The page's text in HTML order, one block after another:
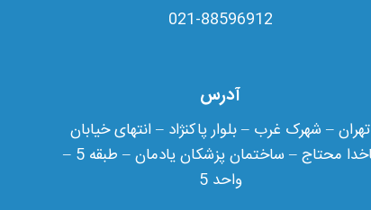
021-88596912
آدرس
تهران – شهرک غرب – بلوار پاکنژاد – انتهای خیابان
ناخدا محتاج – ساختمان پزشکان یادمان – طبقه 5 –
واحد 5